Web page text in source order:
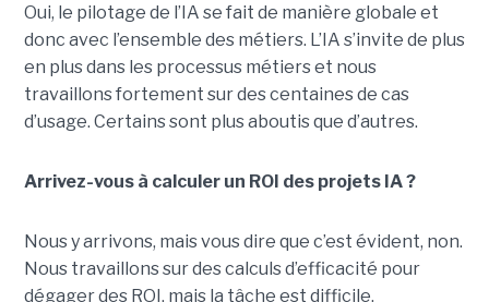
Oui, le pilotage de l’IA se fait de manière globale et
donc avec l’ensemble des métiers. L’IA s’invite de plus
en plus dans les processus métiers et nous
travaillons fortement sur des centaines de cas
d’usage. Certains sont plus aboutis que d’autres.
Arrivez-vous à calculer un ROI des projets IA ?
Nous y arrivons, mais vous dire que c’est évident, non.
Nous travaillons sur des calculs d’efficacité pour
dégager des ROI, mais la tâche est difficile.